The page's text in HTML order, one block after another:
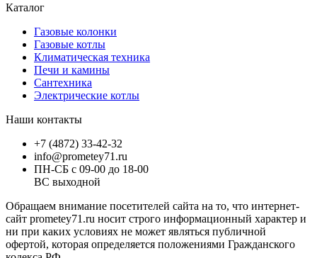
Каталог
Газовые колонки
Газовые котлы
Климатическая техника
Печи и камины
Сантехника
Электрические котлы
Наши контакты
+7 (4872) 33-42-32
info@prometey71.ru
ПН-СБ с 09-00 до 18-00
ВС выходной
Обращаем внимание посетителей сайта на то, что интернет-
сайт prometey71.ru носит строго информационный характер и
ни при каких условиях не может являться публичной
офертой, которая определяется положениями Гражданского